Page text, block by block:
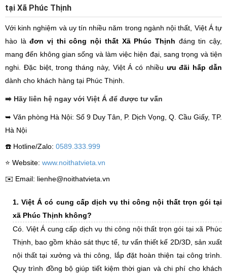
tại Xã Phúc Thịnh
Với kinh nghiệm và uy tín nhiều năm trong ngành nội thất, Việt Á tự
hào làđơn vị thi công nội thất Xã Phúc Thịnh đáng tin cậy,
mang đến không gian sống và làm việc hiện đại, sang trọng và tiện
nghi. Đặc biệt, trong tháng này, Việt Á có nhiều ưu đãi hấp dẫn
dành cho khách hàng tại Phúc Thịnh.
➡️ Hãy liên hệ ngay với Việt Á để được tư vấn
➥ Văn phòng Hà Nội: Số 9 Duy Tân, P. Dịch Vọng, Q. Cầu Giấy, TP.
Hà Nội
☎️ Hotline/Zalo: 0589.333.999
⭐️ Website: www.noithatvieta.vn
✉️ Email: lienhe@noithatvieta.vn
1. Việt Á có cung cấp dịch vụ thi công nội thất trọn gói tại
xã Phúc Thịnh không?
Có. Việt Á cung cấp dịch vụ thi công nội thất trọn gói tại xã Phúc
Thịnh, bao gồm khảo sát thực tế, tư vấn thiết kế 2D/3D, sản xuất
nội thất tại xưởng và thi công, lắp đặt hoàn thiện tại công trình.
Quy trình đồng bộ giúp tiết kiệm thời gian và chi phí cho khách